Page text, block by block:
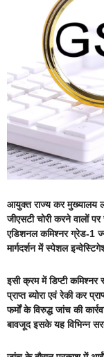
आयुक्त राज्य कर मुख्यालय
जीएसटी चोरी करने वालों
एडिशनल कमिश्नर ग्रेड-1
मार्गदर्शन में स्पेशल
इसी क्रम में डिप्टी
प्राप्त ब्योरा एवं रेकी कर
फर्मों के विरुद्ध जांच की
बावजूद इसके यह विभिन्न